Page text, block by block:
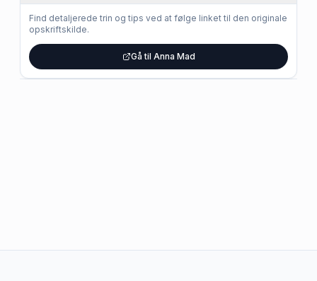
Find detaljerede trin og tips ved at følge linket til den originale
opskriftskilde.
Gå til Anna Mad